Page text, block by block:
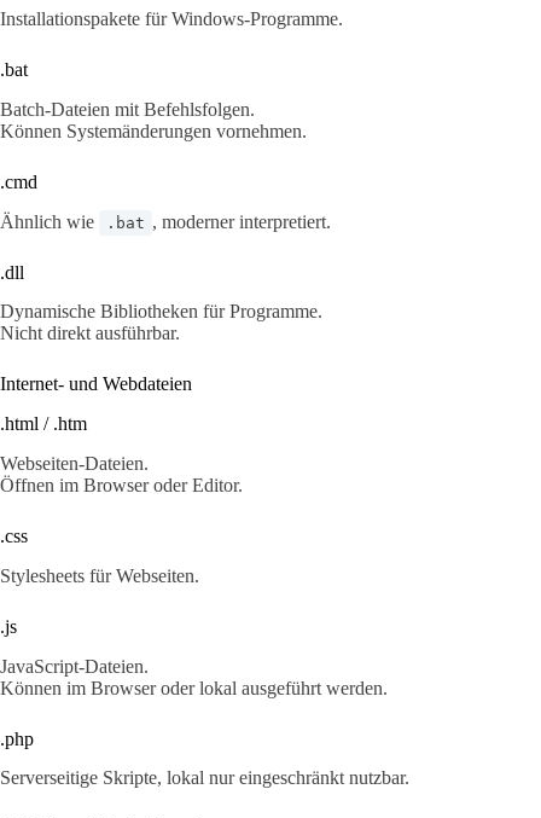
Installationspakete für Windows-Programme.
.bat
Batch-Dateien mit Befehlsfolgen.
Können Systemänderungen vornehmen.
.cmd
Ähnlich wie
.bat , moderner interpretiert.
.dll
Dynamische Bibliotheken für Programme.
Nicht direkt ausführbar.
Internet- und Webdateien
.html / .htm
Webseiten-Dateien.
Öffnen im Browser oder Editor.
.css
Stylesheets für Webseiten.
.js
JavaScript-Dateien.
Können im Browser oder lokal ausgeführt werden.
.php
Serverseitige Skripte, lokal nur eingeschränkt nutzbar.